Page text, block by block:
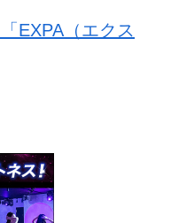
EXPA（エクス